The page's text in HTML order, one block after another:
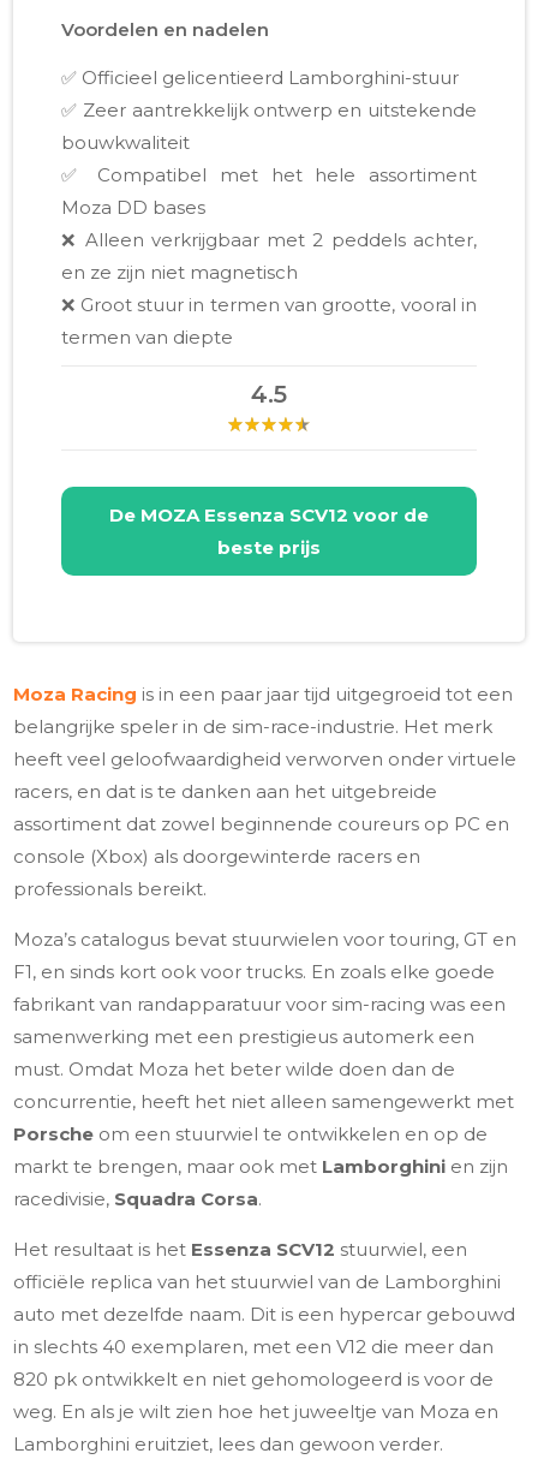
Voordelen en nadelen
✅ Officieel gelicentieerd Lamborghini-stuur
✅ Zeer aantrekkelijk ontwerp en uitstekende
bouwkwaliteit
✅ Compatibel met het hele assortiment
Moza DD bases
❌ Alleen verkrijgbaar met 2 peddels achter,
en ze zijn niet magnetisch
❌ Groot stuur in termen van grootte, vooral in
termen van diepte
4.5
De MOZA Essenza SCV12 voor de
beste prijs
Moza Racing is in een paar jaar tijd uitgegroeid tot een
belangrijke speler in de sim-race-industrie. Het merk
heeft veel geloofwaardigheid verworven onder virtuele
racers, en dat is te danken aan het uitgebreide
assortiment dat zowel beginnende coureurs op PC en
console (Xbox) als doorgewinterde racers en
professionals bereikt.
Moza’s catalogus bevat stuurwielen voor touring, GT en
F1, en sinds kort ook voor trucks. En zoals elke goede
fabrikant van randapparatuur voor sim-racing was een
samenwerking met een prestigieus automerk een
must. Omdat Moza het beter wilde doen dan de
concurrentie, heeft het niet alleen samengewerkt met
Porsche om een stuurwiel te ontwikkelen en op de
markt te brengen, maar ook met Lamborghini en zijn
racedivisie, Squadra Corsa.
Het resultaat is het Essenza SCV12 stuurwiel, een
officiële replica van het stuurwiel van de Lamborghini
auto met dezelfde naam. Dit is een hypercar gebouwd
in slechts 40 exemplaren, met een V12 die meer dan
820 pk ontwikkelt en niet gehomologeerd is voor de
weg. En als je wilt zien hoe het juweeltje van Moza en
Lamborghini eruitziet, lees dan gewoon verder.